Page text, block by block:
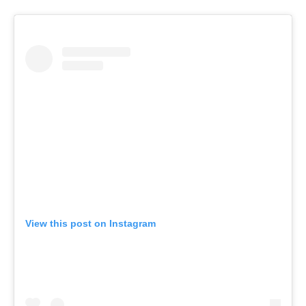
View this post on Instagram